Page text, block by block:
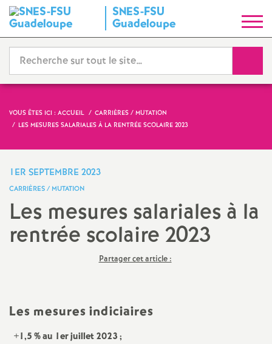
SNES-FSU
Guadeloupe
y
n
i
a
t
VOUS ÊTES ICI : ACCUEIL
CARRIÈRES / MUTATION
LES MESURES SALARIALES À LA RENTRÉE SCOLAIRE 2023
1ER SEPTEMBRE 2023
CARRIÈRES / MUTATION
Les mesures salariales à la
rentrée scolaire 2023
Partager cet article :
Les mesures indiciaires
+1,5% au 1er juillet 2023;